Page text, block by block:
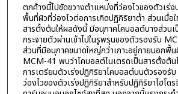
ตกค้างนี้ไปขัดขวางตำแหน่งที่ว่องไวของตัวเร่ง
พื้นที่ผิวที่ว่องไวต่อการเกิดปฏิกิริยาต่ำ ส่วนเมื่อ
สารตั้งต้นให้ผลดังนี้ มีอนุภาคโคบอลต์บางส่วนเ
กระจายตัวผ่านเข้าไปในรูพรุนของตัวรองรับ
ส่วนที่มีอนุภาคขนาดใหญ่กว่าเกาะอยู่ภายนอกพื้
MCM-41 พบว่าโคบอลต์ไนเตรดเป็นสารตั้งต้
การเตรียมตัวเร่งปฏิกิริยาโคบอลต์บนตัวรองรั
ว่องไวของตัวเร่งปฏิกิริยาสำหรับปฏิกิริยาไฮโดร